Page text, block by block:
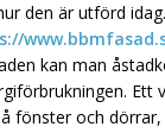
den är utförd
kan man
Ett
fönster och